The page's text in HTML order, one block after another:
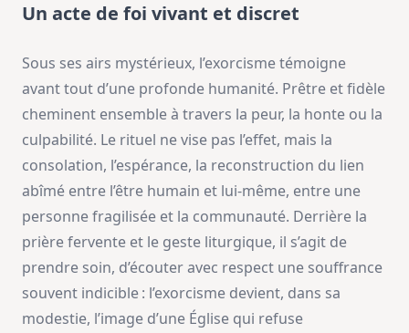
Un acte de foi vivant et discret
Sous ses airs mystérieux, l’exorcisme témoigne
avant tout d’une profonde humanité. Prêtre et fidèle
cheminent ensemble à travers la peur, la honte ou la
culpabilité. Le rituel ne vise pas l’effet, mais la
consolation, l’espérance, la reconstruction du lien
abîmé entre l’être humain et lui-même, entre une
personne fragilisée et la communauté. Derrière la
prière fervente et le geste liturgique, il s’agit de
prendre soin, d’écouter avec respect une souffrance
souvent indicible : l’exorcisme devient, dans sa
modestie, l’image d’une Église qui refuse